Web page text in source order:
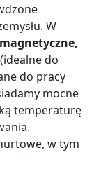
W
(idealne do
do pracy
mocne
temperaturę
w tym